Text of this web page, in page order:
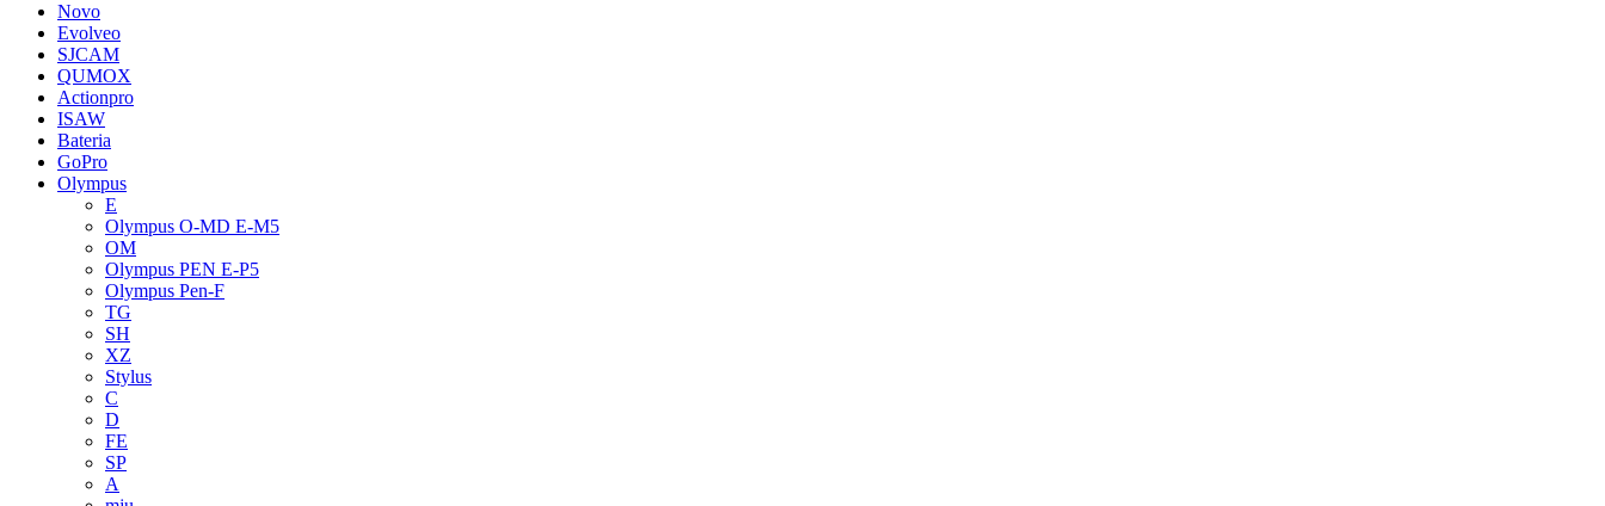
Novo
Evolveo
SJCAM
QUMOX
Actionpro
ISAW
Bateria
GoPro
Olympus
E
Olympus O-MD E-M5
OM
Olympus PEN E-P5
Olympus Pen-F
TG
SH
XZ
Stylus
C
D
FE
SP
A